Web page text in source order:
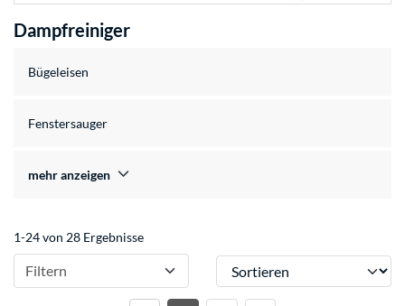
Dampfreiniger
Bügeleisen
Fenstersauger
mehr anzeigen
1-24 von 28 Ergebnisse
Filtern Sortieren